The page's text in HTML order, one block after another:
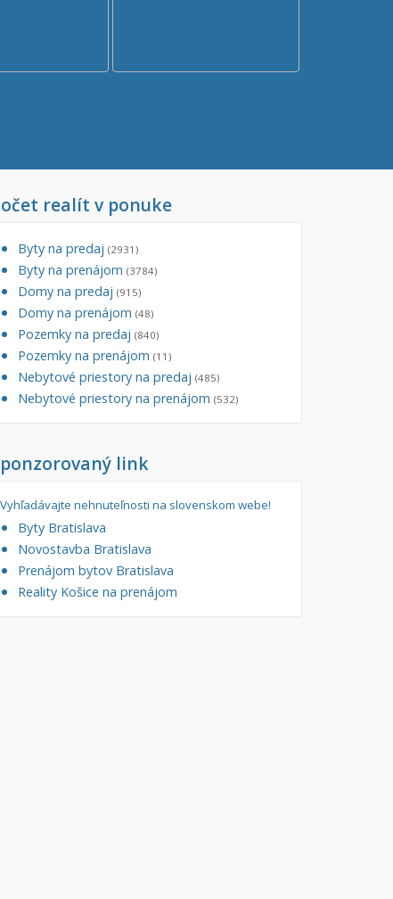
realít v ponuke
Byty na predaj (2931)
Byty na prenájom (3784)
Domy na predaj (915)
Domy na prenájom (48)
Pozemky na predaj (840)
Pozemky na prenájom (11)
Nebytové priestory na predaj (485)
Nebytové priestory na prenájom (532)
link
Vyhľadávajte nehnuteľnosti na slovenskom webe!
Byty Bratislava
Novostavba Bratislava
Prenájom bytov Bratislava
Reality Košice na prenájom